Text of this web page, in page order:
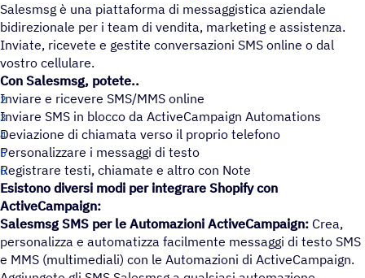
Salesmsg è una piattaforma di messaggistica aziendale
bidirezionale per i team di vendita, marketing e assistenza.
Inviate, ricevete e gestite conversazioni SMS online o dal
vostro cellulare.
Con Salesmsg, potete..
Inviare e ricevere SMS/MMS online
Inviare SMS in blocco da ActiveCampaign Automations
Deviazione di chiamata verso il proprio telefono
Personalizzare i messaggi di testo
Registrare testi, chiamate e altro con Note
Esistono diversi modi per integrare Shopify con
ActiveCampaign:
Salesmsg SMS per le Automazioni ActiveCampaign: Crea,
personalizza e automatizza facilmente messaggi di testo SMS
e MMS (multimediali) con le Automazioni di ActiveCampaign.